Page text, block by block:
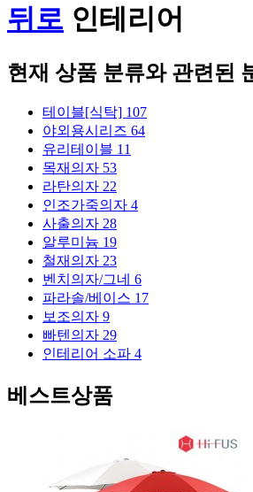
뒤로 인테리어
현재 상품 분류와 관련된
테이블[식탁] 107
야외용시리즈 64
유리테이블 11
목재의자 53
라탄의자 22
인조가죽의자 4
사출의자 28
알루미늄 19
철재의자 23
벤치의자/그네 6
파라솔/베이스 17
보조의자 9
빠텐의자 29
인테리어 소파 4
베스트상품